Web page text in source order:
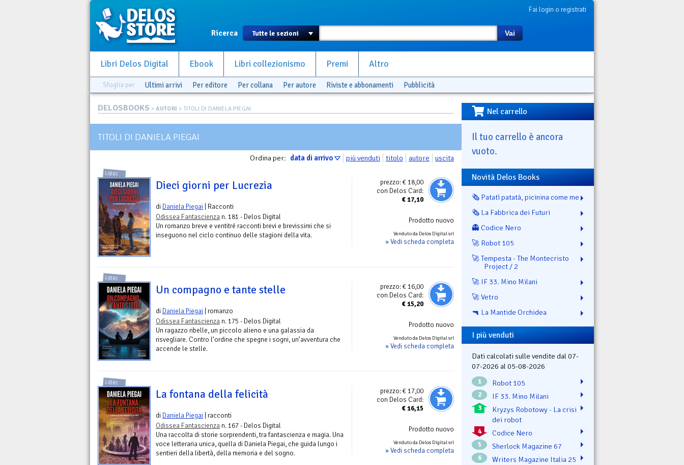
Fai login o registrati
Ricerca Vai
Libri Delos Digital Ebook Libri collezionismo Premi Altro
Sfoglia per Ultimi arrivi Per editore Per collana Per autore Riviste e abbonamenti Pubblicità
DELOSBOOKS > AUTORI > TITOLI DI DANIELA PIEGAI
TITOLI DI DANIELA PIEGAI
Ordina per: data di arrivo più venduti titolo autore uscita
prezzo:€ 18,00
con Delos Card:
€17,10
Prodotto nuovo
Venduto da Delos Digital srl
» Vedi scheda completa
LIBRI
Dieci giorni per Lucrezia
di Daniela Piegai | Racconti
Odissea Fantascienza n. 181 - Delos Digital
Un romanzo breve e ventitré racconti brevi e brevissimi che si
inseguono nel ciclo continuo delle stagioni della vita.
prezzo:€ 16,00
con Delos Card:
€15,20
Prodotto nuovo
Venduto da Delos Digital srl
» Vedi scheda completa
LIBRI
Un compagno e tante stelle
di Daniela Piegai | romanzo
Odissea Fantascienza n. 175 - Delos Digital
Un ragazzo ribelle, un piccolo alieno e una galassia da
risvegliare. Contro l’ordine che spegne i sogni, un’avventura che
accende le stelle.
prezzo:€ 17,00
con Delos Card:
€16,15
Prodotto nuovo
Venduto da Delos Digital srl
» Vedi scheda completa
LIBRI
La fontana della felicità
di Daniela Piegai | racconti
Odissea Fantascienza n. 167 - Delos Digital
Una raccolta di storie sorprendenti, tra fantascienza e magia. Una
voce letteraria unica, quella di Daniela Piegai, che guida lungo i
sentieri della libertà, della memoria e del sogno.
Nel carrello
Il tuo carrello è ancora
vuoto.
Novità Delos Books
🗞️ Patatì patatà, picinina come me
🗞️ La Fabbrica dei Futuri
👻 Codice Nero
🚀 Robot 105
🚀 Tempesta - The Montecristo
Project / 2
🚀 IF 33. Mino Milani
🚀 Vetro
🔫 La Mantide Orchidea
I più venduti
Dati calcolati sulle vendite dal 07-
07-2026 al 05-08-2026
1 Robot 105
2 IF 33. Mino Milani
3
Kryzys Robotowy - La crisi
dei robot
4 Codice Nero
5 Sherlock Magazine 67
6 Writers Magazine Italia 25